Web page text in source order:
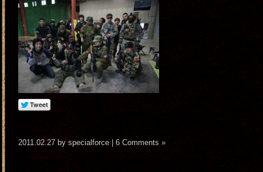
2011.02.27 by specialforce | 6 Comments »